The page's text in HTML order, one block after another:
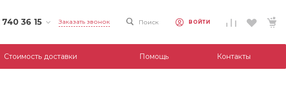
36 15
15
Заказать звонок Поиск ВОЙТИ
Стоимость доставки Помощь Контакты